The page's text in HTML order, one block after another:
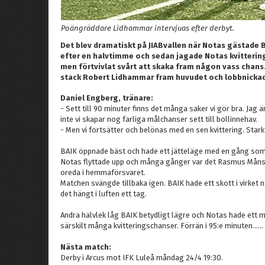
Poängräddare Lidhammar intervjuas efter derbyt.
Det blev dramatiskt på JIABvallen när Notas gästade
efter en halvtimme och sedan jagade Notas
men förtvivlat svårt att skaka fram någon vass
stack Robert Lidhammar fram huvudet och
Daniel Engberg, tränare:
- Sett till 90 minuter finns det många saker vi gör bra. Jag
inte vi skapar nog farliga målchanser sett till bollinnehav.
- Men vi fortsätter och belönas med en sen kvittering.
BAIK öppnade bäst och hade ett jätteläge med en gång
Notas flyttade upp och många gånger var det Rasmus
oreda i hemmaförsvaret.
Matchen svängde tillbaka igen. BAIK hade ett skott i virket
det hängt i luften ett tag.
Andra halvlek låg BAIK betydligt lägre och Notas hade ett
särskilt många kvitteringschanser. Förrän i 95:e minuten……
Nästa match:
Derby i Arcus mot IFK Luleå måndag 24/4 19:30.